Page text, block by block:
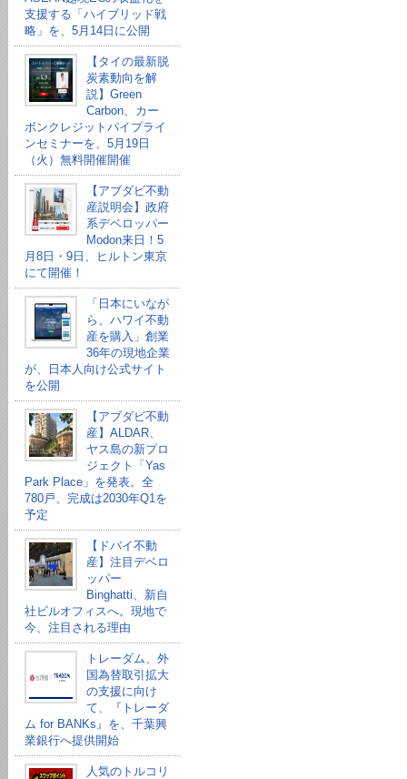
支援する「ハイブリッド戦
略」を、5月14日に公開
【タイの最新脱
炭素動向を解
説】Green
Carbon、カー
ボンクレジットパイプライ
ンセミナーを、5月19日
（火）無料開催開催
【アブダビ不動
産説明会】政府
系デベロッパー
Modon来日！5
月8日・9日、ヒルトン東京
にて開催！
「日本にいなが
ら、ハワイ不動
産を購入」創業
36年の現地企業
が、日本人向け公式サイト
を公開
【アブダビ不動
産】ALDAR、
ヤス島の新プロ
ジェクト「Yas
Park Place」を発表。全
780戸、完成は2030年Q1を
予定
【ドバイ不動
産】注目デベロ
ッパー
Binghatti、新自
社ビルオフィスへ。現地で
今、注目される理由
トレーダム、外
国為替取引拡大
の支援に向け
て、『トレーダ
ム for BANKs』を、千葉興
業銀行へ提供開始
人気のトルコリ